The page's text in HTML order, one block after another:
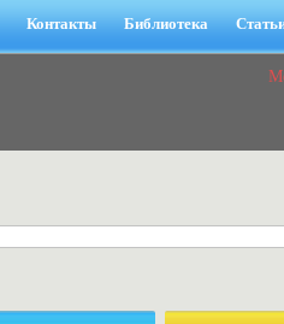
Контакты Библиотека